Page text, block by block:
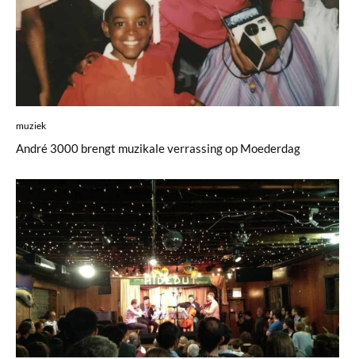
muziek
André 3000 brengt muzikale verrassing op Moederdag